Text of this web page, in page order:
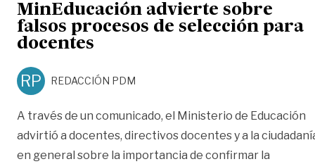
MinEducación advierte sobre
falsos procesos de selección para
docentes
RP REDACCIÓN PDM
A través de un comunicado, el Ministerio de Educación
advirtió a docentes, directivos docentes y a la
en general sobre la importancia de confirmar la